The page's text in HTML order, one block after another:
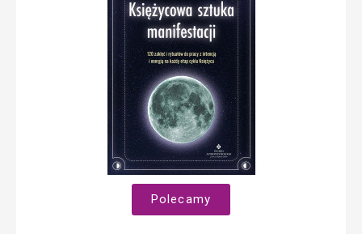
Polecamy